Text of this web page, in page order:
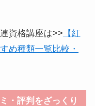
資格講座は>> 【紅
め種類一覧比較・
・評判をざっくり